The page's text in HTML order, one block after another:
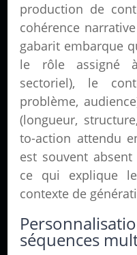
production de
cohérence
gabarit embarque
le rôle assigné
sectoriel), le
problème,
(longueur,
to-action attendu
est souvent
ce qui explique
contexte de
séquences